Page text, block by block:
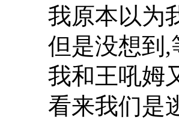
我原本以为
但是没想到,
我和王吼姆
看来我们是